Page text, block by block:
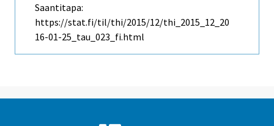
Saantitapa:
https://stat.fi/til/thi/2015/12/thi_2015_12_20
16-01-25_tau_023_fi.html